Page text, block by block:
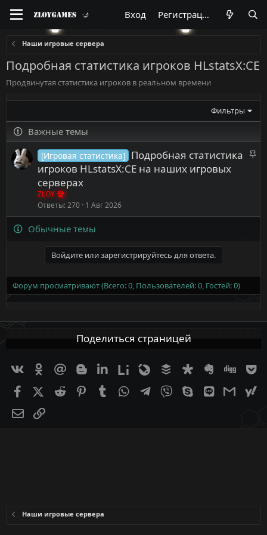
Вход Регистрация
Наши игровые сервера
Подробная статистика игроков HLstatsX:CE
Продвинутая статистика игроков в реальном времени
Фильтры
Важные темы
З
п
[Игровая статистика] Подробная статистика
игроков HLstatsX:CE на наших игровых
серверах
ZLOY
Ответы 270 1 Авг 2026
Обычные темы
Войдите или зарегистрируйтесь для ответа.
Форум просматривают (Всего: 0, Пользователей: 0, Гостей: 0)
Поделиться страницей
ВконтактеОдноклассники
Mail.ru BloggerLinkedin
LiveinternetLivejournal
Buffer DiasporaEvernote
Digg
FacebookX (Twitter)
Reddit PinterestTumblr WhatsAppTelegram
Viber Skype LineGmail
Электронная почта
Наши игровые сервера